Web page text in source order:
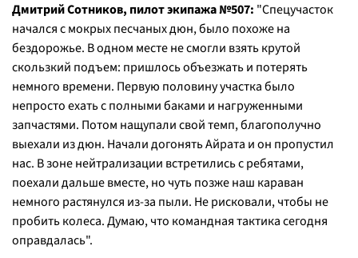
Дмитрий Сотников, пилот экипажа №507: "Спецучасток
начался с мокрых песчаных дюн, было похоже на
бездорожье. В одном месте не смогли взять крутой
скользкий подъем: пришлось объезжать и потерять
немного времени. Первую половину участка было
непросто ехать с полными баками и нагруженными
запчастями. Потом нащупали свой темп, благополучно
выехали из дюн. Начали догонять Айрата и он пропустил
нас. В зоне нейтрализации встретились с ребятами,
поехали дальше вместе, но чуть позже наш караван
немного растянулся из-за пыли. Не рисковали, чтобы не
пробить колеса. Думаю, что командная тактика сегодня
оправдалась".